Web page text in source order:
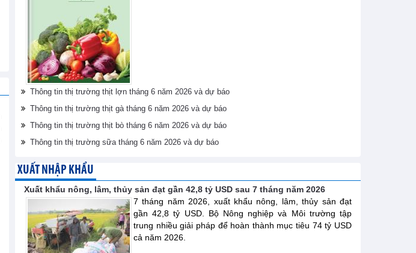
Thông tin thị trường thịt lợn tháng 6 năm 2026 và dự báo
Thông tin thị trường thịt gà tháng 6 năm 2026 và dự báo
Thông tin thị trường thịt bò tháng 6 năm 2026 và dự báo
Thông tin thị trường sữa tháng 6 năm 2026 và dự báo
XUẤT NHẬP KHẨU
Xuất khẩu nông, lâm, thủy sản đạt gần 42,8 tỷ USD sau 7 tháng năm 2026
7 tháng năm 2026, xuất khẩu nông, lâm, thủy sản đạt
gần 42,8 tỷ USD. Bộ Nông nghiệp và Môi trường tập
trung nhiều giải pháp để hoàn thành mục tiêu 74 tỷ USD
cả năm 2026.